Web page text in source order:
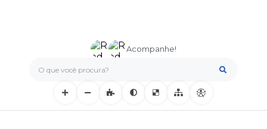
O que você procura?
Acompanhe!